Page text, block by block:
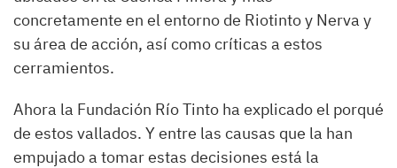
concretamente en el entorno de Riotinto y Nerva y
su área de acción, así como críticas a estos
cerramientos.
Ahora la Fundación Río Tinto ha explicado el porqué
de estos vallados. Y entre las causas que la han
empujado a tomar estas decisiones está la